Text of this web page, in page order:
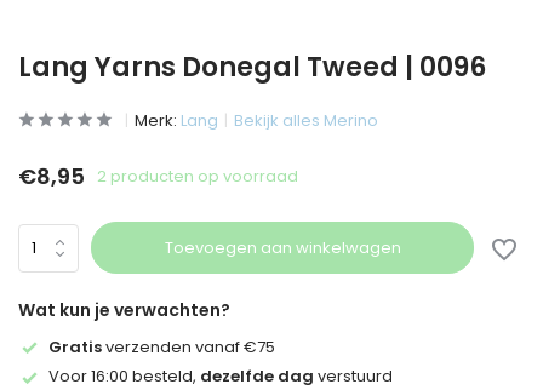
Lang Yarns Donegal Tweed | 0096
Merk: Lang Bekijk alles Merino
€8,95 2 producten op voorraad
Toevoegen aan winkelwagen
Wat kun je verwachten?
Gratisverzenden vanaf €75
Voor 16:00 besteld, dezelfde dag verstuurd